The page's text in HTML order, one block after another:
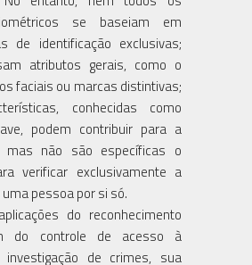
se baseiam em
de identificação exclusivas;
atributos gerais, como o
faciais ou marcas distintivas;
conhecidas como
podem contribuir para a
mas não são específicas o
verificar exclusivamente a
pessoa por si só.
do reconhecimento
do controle de acesso à
investigação de crimes, sua